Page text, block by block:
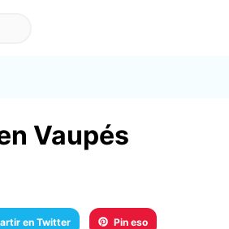
Vaupés
en Twitter Pin eso